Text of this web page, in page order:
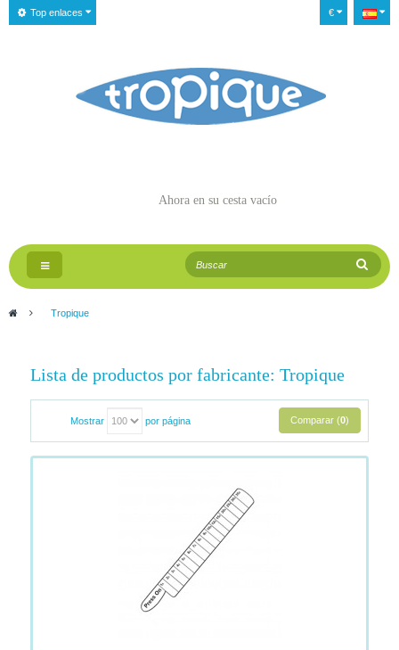
€
Top enlaces
Ahora en su cesta vacío
Navegación
Toggle
> Tropique
Lista de productos por fabricante: Tropique
Mostrar por página Comparar (0)